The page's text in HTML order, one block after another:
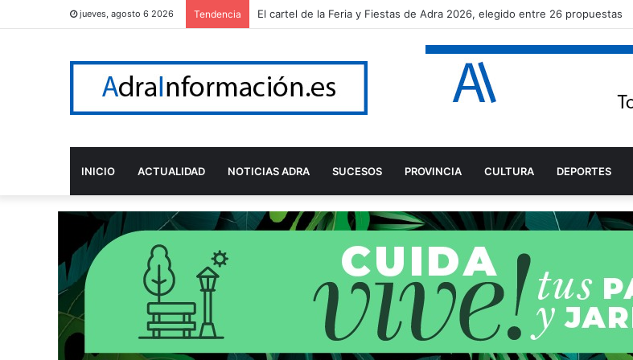
jueves, agosto 6 2026 Tendencia El cartel de la Feria y Fiestas de Adra 2026, elegido entre 26 propuestas
INICIO ACTUALIDAD NOTICIAS ADRA SUCESOS PROVINCIA CULTURA DEPORTES